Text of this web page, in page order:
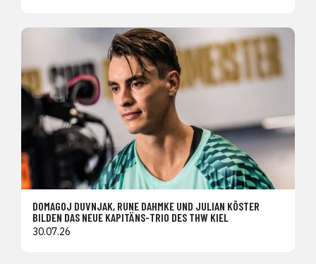
DOMAGOJ DUVNJAK, RUNE DAHMKE UND JULIAN KÖSTER
BILDEN DAS NEUE KAPITÄNS-TRIO DES THW KIEL
30.07.26